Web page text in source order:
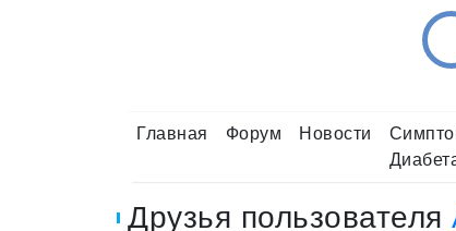
Главная Форум Новости
Друзья пользователя